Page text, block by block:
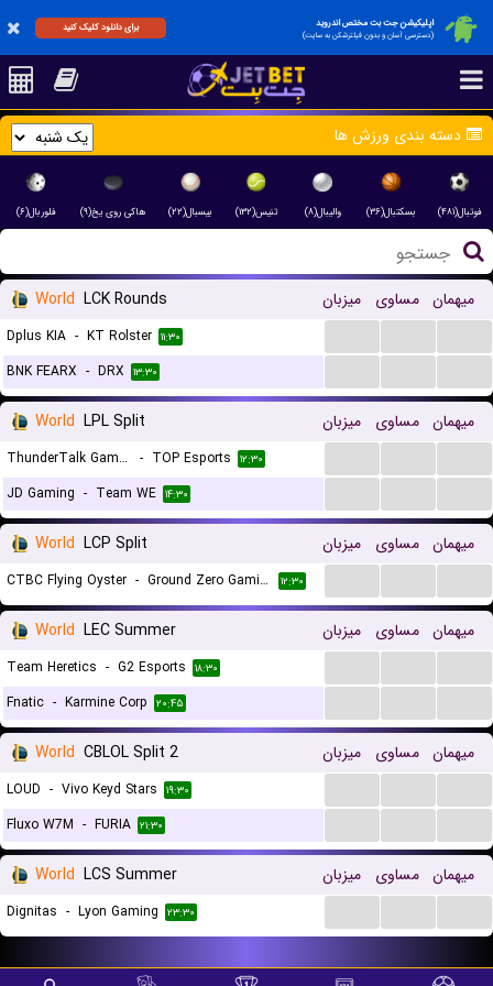
اپلیکیشن جت بت مختص اندروید
(دسترسی آسان و بدون فیلترشکن به سایت)
برای دانلود کلیک کنید
دسته بندی ورزش ها
فوتبال(۴۸۱) بسکتبال(۳۶) والیبال(۸) تنیس(۱۳۲) بیسبال(۲۲) هاکی روی یخ(۹) فلوربال(۶)
World LCK Rounds میزبان مساوی میهمان
Dplus KIA - KT Rolster ۱۱:۳۰
BNK FEARX - DRX ۱۳:۳۰
World LPL Split میزبان مساوی میهمان
ThunderTalk Gaming - TOP Esports ۱۲:۳۰
JD Gaming - Team WE ۱۴:۳۰
World LCP Split میزبان مساوی میهمان
CTBC Flying Oyster - Ground Zero Gaming ۱۲:۳۰
World LEC Summer میزبان مساوی میهمان
Team Heretics - G2 Esports ۱۸:۳۰
Fnatic - Karmine Corp ۲۰:۴۵
World CBLOL Split 2 میزبان مساوی میهمان
LOUD - Vivo Keyd Stars ۱۹:۳۰
Fluxo W7M - FURIA ۲۱:۳۰
World LCS Summer میزبان مساوی میهمان
Dignitas - Lyon Gaming ۲۳:۳۰